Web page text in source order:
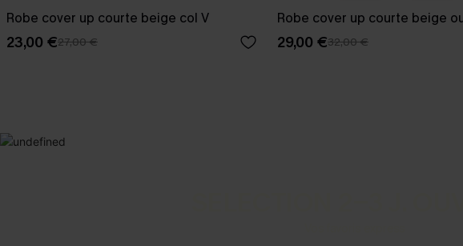
Robe cover up courte beige col V
23,00 €27,00 €
Robe cover up courte beige
29,00 €32,00 €